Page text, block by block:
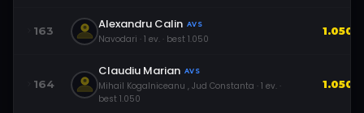
163 Alexandru Calin AVS
Navodari · 1 ev. · best 1.050
1.050
164
Claudiu Marian AVS
Mihail Kogalniceanu , Jud Constanta · 1 ev. ·
best 1.050
1.050